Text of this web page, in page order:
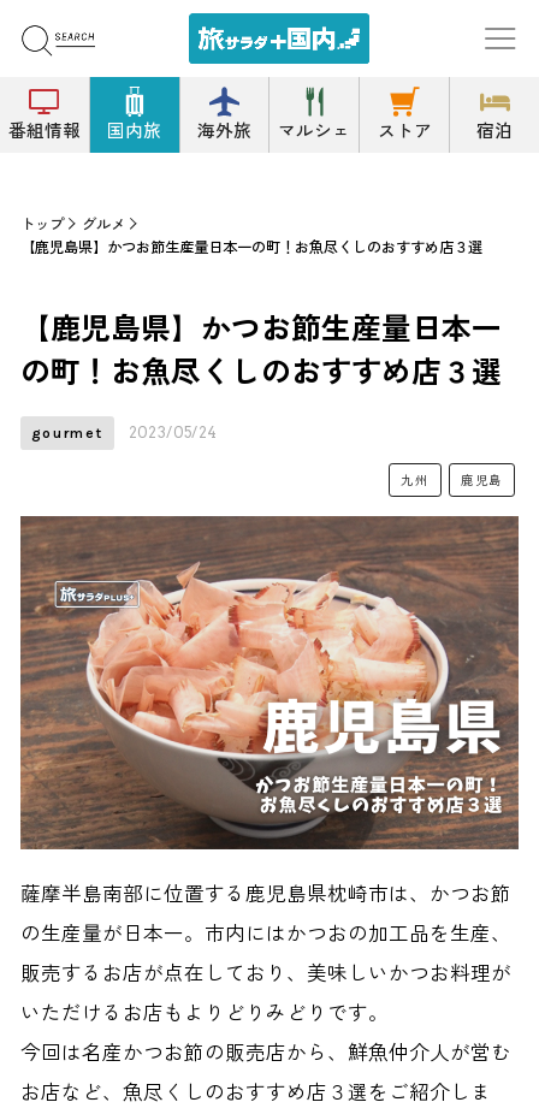
番組情報 国内旅 海外旅 マルシェ ストア 宿泊
トップ
グルメ
【鹿児島県】かつお節生産量日本一の町！お魚尽くしのおすすめ店３選
【鹿児島県】かつお節生産量日本一
の町！お魚尽くしのおすすめ店３選
gourmet 2023/05/24
九州 鹿児島
薩摩半島南部に位置する鹿児島県枕崎市は、かつお節
の生産量が日本一。市内にはかつおの加工品を生産、
販売するお店が点在しており、美味しいかつお料理が
いただけるお店もよりどりみどりです。
今回は名産かつお節の販売店から、鮮魚仲介人が営む
お店など、魚尽くしのおすすめ店３選をご紹介しま